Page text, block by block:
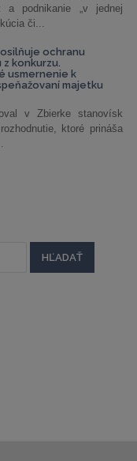
podnikanie „v jednej
či...
ochranu
konkurzu.
usmernenie k
majetku
v Zbierke stanovísk
ktoré prináša